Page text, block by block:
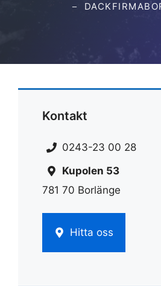
Kontakt
0243-23 00 28
Kupolen 53
781 70 Borlänge
Hitta oss